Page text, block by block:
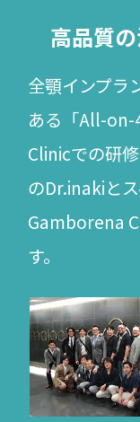
高品質
全顎インプラ
ある「All-on-
Clinicでの研
のDr.inakiと
Gamborena
す。